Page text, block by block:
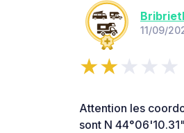
11/09/
Attention les
sont N